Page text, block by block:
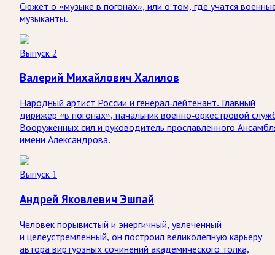
Сюжет о «музыке в погонах», или о том, где учатся
музыканты.
Выпуск 2
Валерий Михайлович Халилов
Народный артист России и генерал-лейтенант. Главный
дирижёр «в погонах», начальник военно-оркестровой
Вооруженных сил и руководитель прославленного
имени Александрова.
Выпуск 1
Андрей Яковлевич Эшпай
Человек порывистый и энергичный, увлеченный
и целеустремленный, он построил великолепную карьеру
автора виртуозных сочинений академического толка,